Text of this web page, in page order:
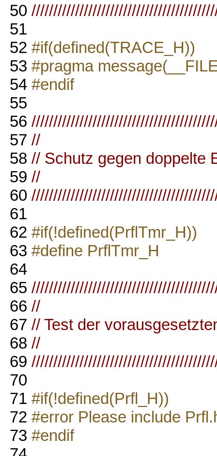
50
51
52 #if(defined(TRACE_H))
53 #pragma
54 #endif
55
56
57 //
58 // Schutz gegen doppelte
59 //
60
61
62 #if(!defined(PrflTmr_H))
63 #define PrflTmr_H
64
65
66 //
67 // Test der
68 //
69
70
71 #if(!defined(Prfl_H))
72 #error Please include
73 #endif